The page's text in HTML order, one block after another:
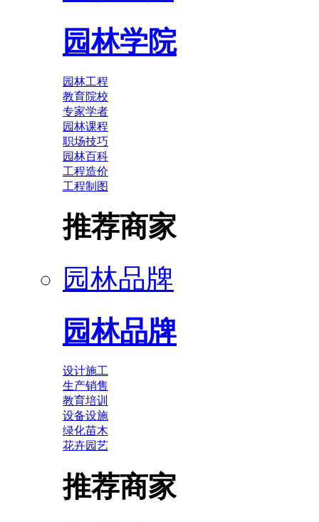
园林学院
园林工程
教育院校
专家学者
园林课程
职场技巧
园林百科
工程造价
工程制图
推荐商家
园林品牌
园林品牌
设计施工
生产销售
教育培训
设备设施
绿化苗木
花卉园艺
推荐商家